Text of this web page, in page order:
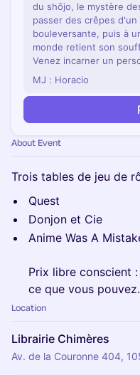
du shōjo, le mystère
passer des crêpes
bouleversante, puis à
monde retient son
Venez incarner un
MJ : Horacio
About Event
Trois tables de jeu de
Quest
Donjon et Cie
Anime Was A
Prix libre conscient
ce que vous pouvez.
Location
Librairie Chimères
Av. de la Couronne 404,